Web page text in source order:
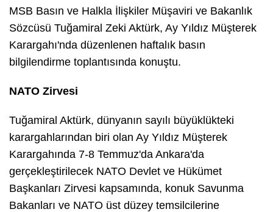
MSB Basın ve Halkla İlişkiler Müşaviri ve Bakanlık
Sözcüsü Tuğamiral Zeki Aktürk, Ay Yıldız Müşterek
Karargahı'nda düzenlenen haftalık basın
bilgilendirme toplantısında konuştu.
NATO Zirvesi
Tuğamiral Aktürk, dünyanın sayılı büyüklükteki
karargahlarından biri olan Ay Yıldız Müşterek
Karargahında 7-8 Temmuz'da Ankara'da
gerçekleştirilecek NATO Devlet ve Hükümet
Başkanları Zirvesi kapsamında, konuk Savunma
Bakanları ve NATO üst düzey temsilcilerine